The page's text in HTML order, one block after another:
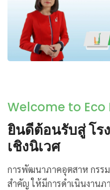
Welcome to Eco
ยินดีต้อนรับสู่ โร
เชิงนิเวศ
การพัฒนาภาคอุตสาห กรร
สำคัญ ให้มีการดำเนินงานภ